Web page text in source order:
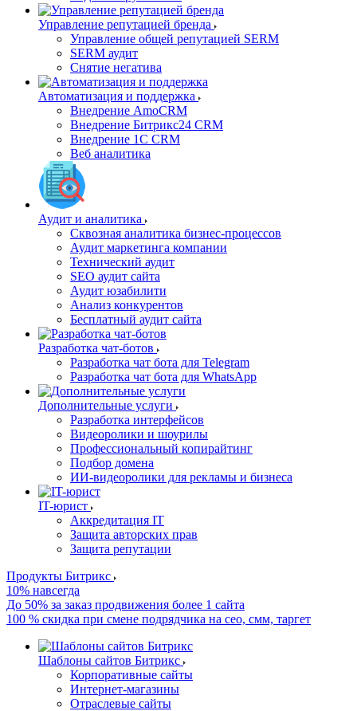
Управление репутацией бренда
Управление общей репутацией SERM
SERM аудит
Снятие негатива
Автоматизация и поддержка
Внедрение AmoCRM
Внедрение Битрикс24 CRM
Внедрение 1C CRM
Веб аналитика
Аудит и аналитика
Сквозная аналитика бизнес-процессов
Аудит маркетинга компании
Технический аудит
SEO аудит сайта
Аудит юзабилити
Анализ конкурентов
Бесплатный аудит сайта
Разработка чат-ботов
Разработка чат бота для Telegram
Разработка чат бота для WhatsApp
Дополнительные услуги
Разработка интерфейсов
Видеоролики и шоурилы
Профессиональный копирайтинг
Подбор домена
ИИ-видеоролики для рекламы и бизнеса
IT-юрист
Аккредитация IT
Защита авторских прав
Защита репутации
Продукты Битрикс
10% навсегда
До 50% за заказ продвижения более 1 сайта
100 % скидка при смене подрядчика на сео, смм, таргет
Шаблоны сайтов Битрикс
Корпоративные сайты
Интернет-магазины
Отраслевые сайты